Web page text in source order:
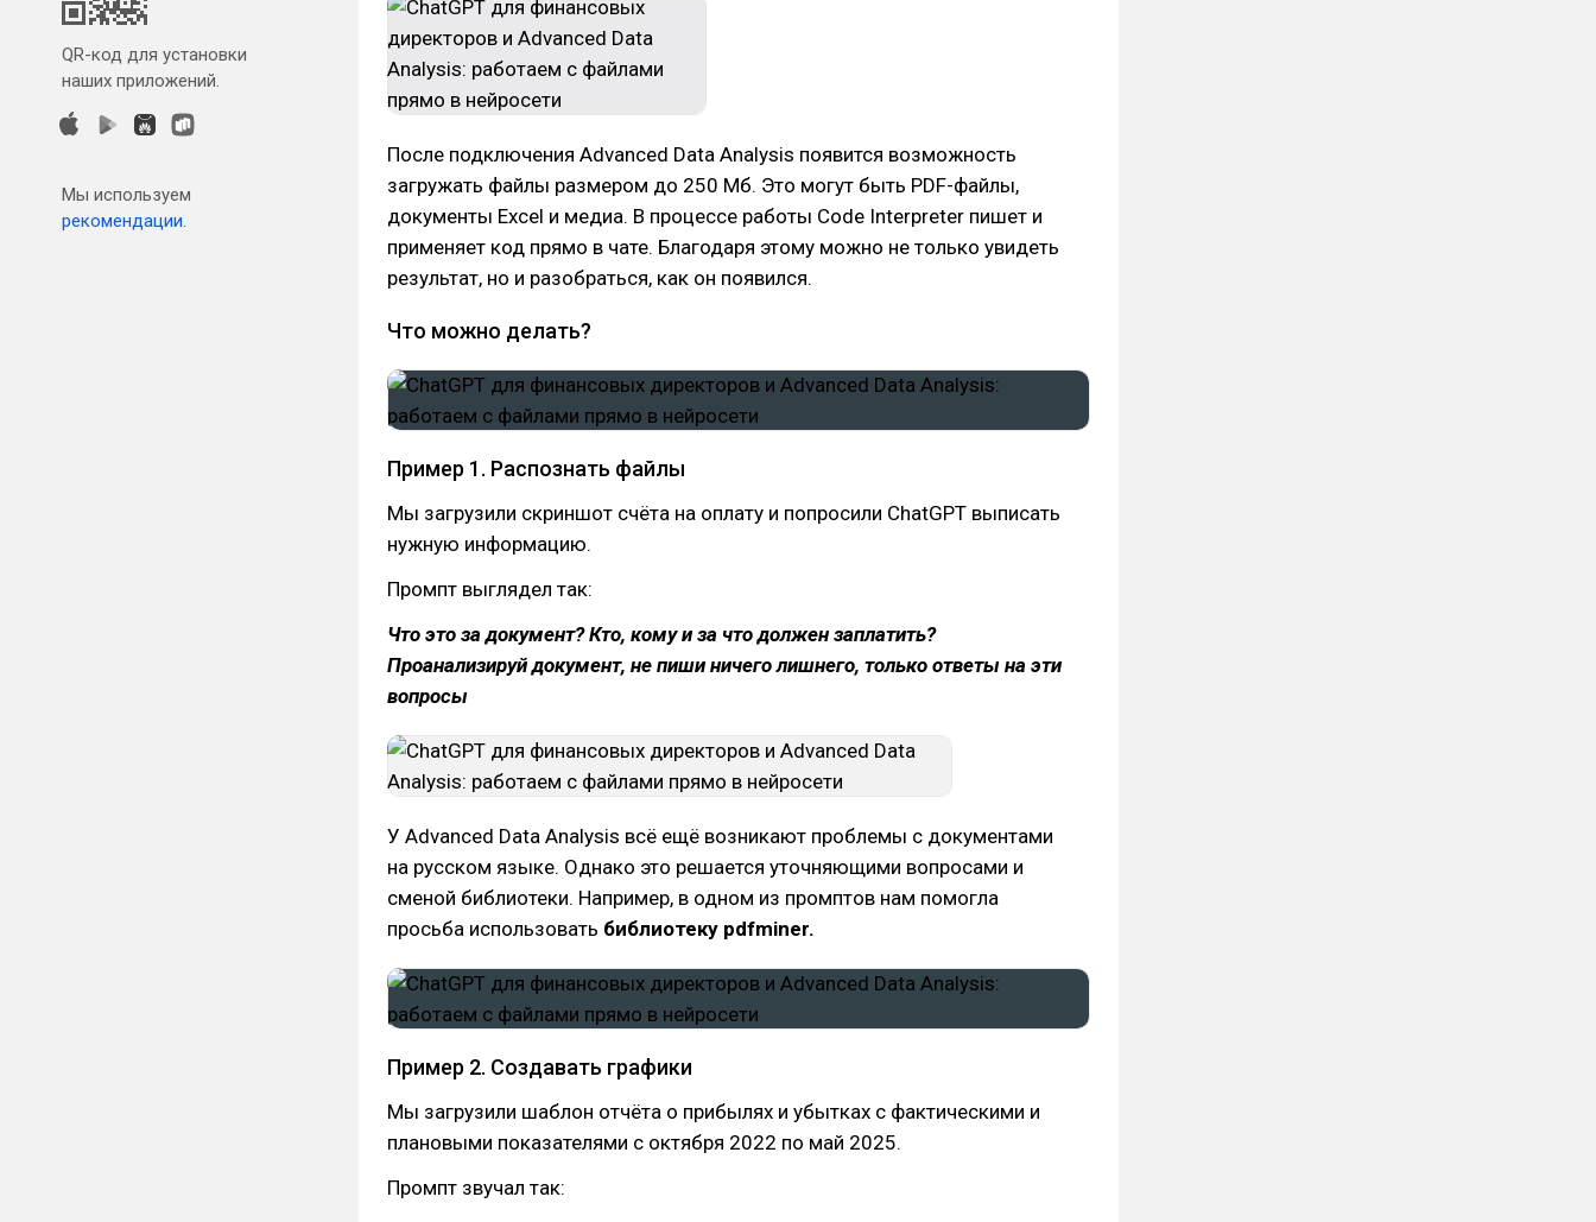
QR-код для установки
наших приложений.
Мы используем
рекомендации.
После подключения Advanced Data Analysis появится возможность
загружать файлы размером до 250 Мб. Это могут быть PDF-файлы,
документы Excel и медиа. В процессе работы Code Interpreter пишет и
применяет код прямо в чате. Благодаря этому можно не только увидеть
результат, но и разобраться, как он появился.
Что можно делать?
Пример 1. Распознать файлы
Мы загрузили скриншот счёта на оплату и попросили ChatGPT выписать
нужную информацию.
Промпт выглядел так:
Что это за документ? Кто, кому и за что должен заплатить?
Проанализируй документ, не пиши ничего лишнего, только ответы на эти
вопросы
У Advanced Data Analysis всё ещё возникают проблемы с документами
на русском языке. Однако это решается уточняющими вопросами и
сменой библиотеки. Например, в одном из промптов нам помогла
просьба использовать библиотеку pdfminer.
Пример 2. Создавать графики
Мы загрузили шаблон отчёта о прибылях и убытках с фактическими и
плановыми показателями с октября 2022 по май 2025.
Промпт звучал так: